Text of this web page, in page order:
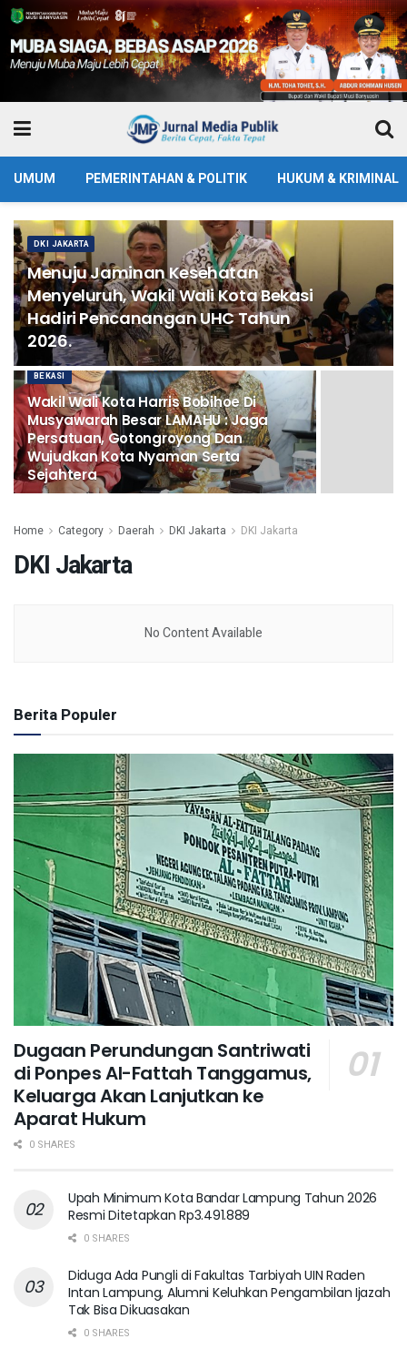
UMUM PEMERINTAHAN & POLITIK HUKUM & KRIMINAL
DKI JAKARTA
Menuju Jaminan Kesehatan
Menyeluruh, Wakil Wali Kota Bekasi
Hadiri Pencanangan UHC Tahun
2026.
BEKASI
Wakil Wali Kota Harris Bobihoe Di
Musyawarah Besar LAMAHU : Jaga
Persatuan, Gotongroyong Dan
Wujudkan Kota Nyaman Serta
Sejahtera
Home Category Daerah DKI Jakarta DKI Jakarta
DKI Jakarta
No Content Available
Berita Populer
Dugaan Perundungan Santriwati
di Ponpes Al-Fattah Tanggamus,
Keluarga Akan Lanjutkan ke
Aparat Hukum ‎
0 SHARES
Upah Minimum Kota Bandar Lampung Tahun 2026
Resmi Ditetapkan Rp3.491.889
0 SHARES
Diduga Ada Pungli di Fakultas Tarbiyah UIN Raden
Intan Lampung, Alumni Keluhkan Pengambilan Ijazah
Tak Bisa Dikuasakan
0 SHARES